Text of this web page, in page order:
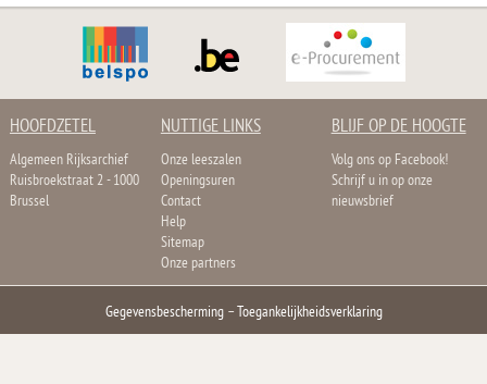
HOOFDZETEL
Algemeen Rijksarchief
Ruisbroekstraat 2 - 1000
Brussel
NUTTIGE LINKS
Onze leeszalen
Openingsuren
Contact
Help
Sitemap
Onze partners
BLIJF OP DE HOOGTE
Volg ons op Facebook!
Schrijf u in op onze
nieuwsbrief
Gegevensbescherming–Toegankelijkheidsverklaring